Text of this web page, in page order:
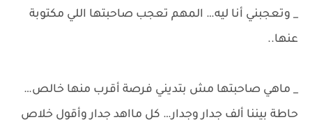
_ وتعجبني أنا ليه… المهم تعجب صاحبتها اللي مكتوبة
عنها..
_ ماهي صاحبتها مش بتديني فرصة أقرب منها خالص…
حاطة بيننا ألف جدار وجدار… كل مااهد جدار وأقول خلاص